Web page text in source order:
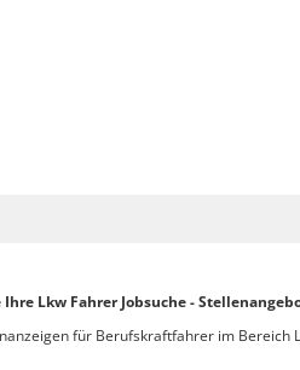
Ihre Lkw Fahrer Jobsuche -
für Berufskraftfahrer im Bereich